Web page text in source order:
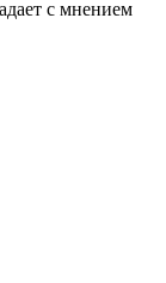
с мнением